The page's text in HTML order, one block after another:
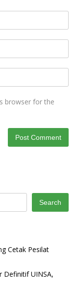
browser for the
Search
Cetak Pesilat
Definitif UINSA,